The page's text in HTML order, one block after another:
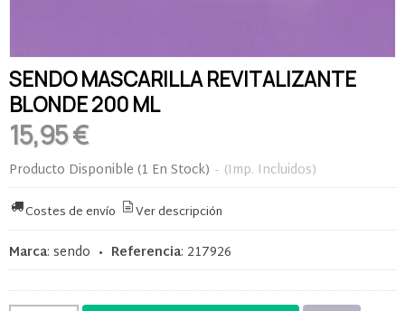
SENDO MASCARILLA REVITALIZANTE
BLONDE 200 ML
15,95 €
Producto Disponible (1 En Stock) - (Imp. Incluidos)
Costes de envío Ver descripción
Marca: sendo • Referencia: 217926